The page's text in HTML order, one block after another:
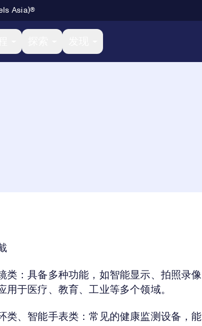
Asia)®
类：具备多种功能，如智能显示、拍照录
用于医疗、教育、工业等多个领域。
类、智能手表类：常见的健康监测设备，